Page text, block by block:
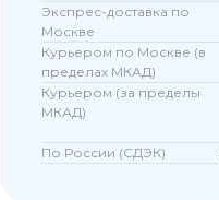
Экспрес-доставка по
Москве
Курьером по Москве (в
пределах МКАД)
Курьером (за пределы
МКАД)
По России (СДЭК)